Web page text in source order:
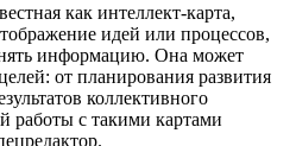
как интеллект-карта,
идей или процессов,
информацию. Она может
от планирования развития
коллективного
работы с такими картами